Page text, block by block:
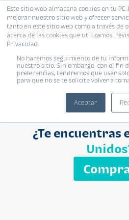
Este sitio web almacena cookies en tu
mejorar nuestro sitio web y ofrecer
tanto en este sitio web como a través de
acerca de las cookies que utilizamos,
Privacidad.
No haremos seguimiento de tu
nuestro sitio. Sin embargo, con el fin
preferencias, tendremos que usar
para que no se te solicite volver a
Aceptar
Proyecto Modelo
Ingresa el nombre del proyecto
¿Te encuentras